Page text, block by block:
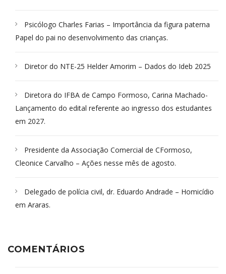
Psicólogo Charles Farias – Importância da figura paterna
Papel do pai no desenvolvimento das crianças.
Diretor do NTE-25 Helder Amorim – Dados do Ideb 2025
Diretora do IFBA de Campo Formoso, Carina Machado-
Lançamento do edital referente ao ingresso dos estudantes
em 2027.
Presidente da Associação Comercial de CFormoso,
Cleonice Carvalho – Ações nesse mês de agosto.
Delegado de polícia civil, dr. Eduardo Andrade – Homicídio
em Araras.
COMENTÁRIOS